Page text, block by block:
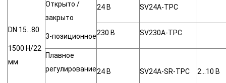
DN 15…80
1500 Н/22
мм
Открыто /
закрыто
3-позиционное
24 В SV24A-TPC
230 В SV230A-TPC
Плавное
регулирование24 В SV24A-SR-TPC 2…10 B